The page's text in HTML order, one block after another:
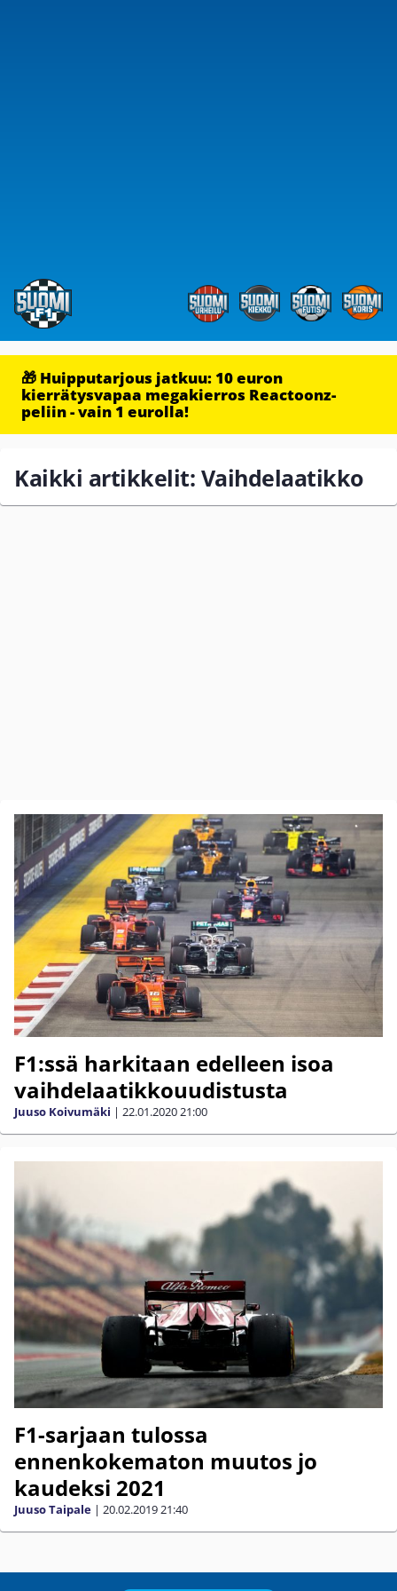
🎁 Huipputarjous jatkuu: 10 euron
kierrätysvapaa megakierros Reactoonz-
peliin - vain 1 eurolla!
Kaikki artikkelit: Vaihdelaatikko
F1:ssä harkitaan edelleen isoa
vaihdelaatikkouudistusta
Juuso Koivumäki | 22.01.202021:00
F1-sarjaan tulossa
ennenkokematon muutos jo
kaudeksi 2021
Juuso Taipale | 20.02.2019 21:40